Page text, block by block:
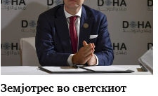
Земјотрес во светскиот